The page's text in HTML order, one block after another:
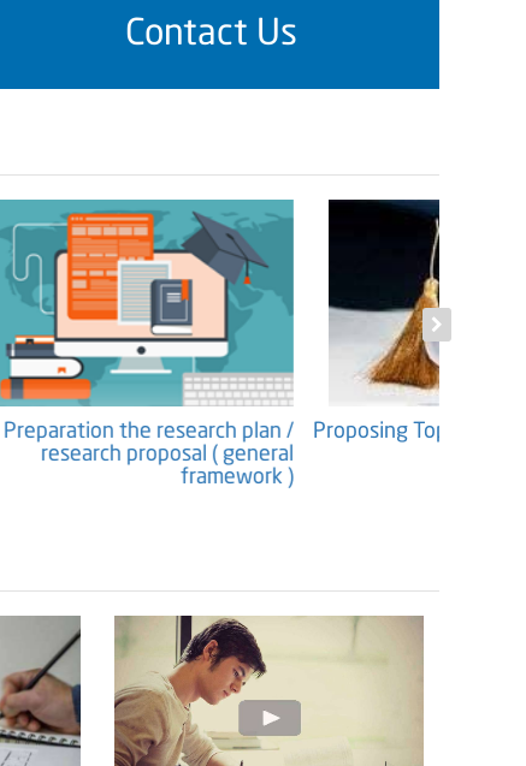
Contact Us
Preparation the research plan /
research proposal ( general
(
)